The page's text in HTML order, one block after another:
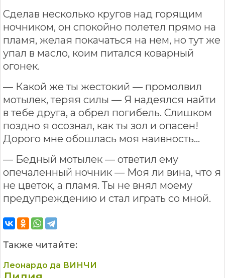
Сделав несколько кругов над горящим
ночником, он спокойно полетел прямо на
пламя, желая покачаться на нем, но тут же
упал в масло, коим питался коварный
огонек.
— Какой же ты жестокий — промолвил
мотылек, теряя силы — Я надеялся найти
в тебе друга, а обрел погибель. Слишком
поздно я осознал, как ты зол и опасен!
Дорого мне обошлась моя наивность...
— Бедный мотылек — ответил ему
опечаленный ночник — Моя ли вина, что я
не цветок, а пламя. Ты не внял моему
предупреждению и стал играть со мной.
Также читайте:
Леонардо да ВИНЧИ